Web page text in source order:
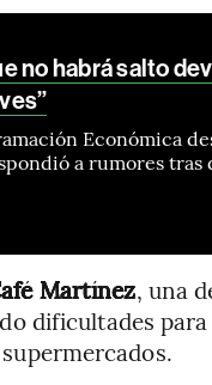
no habrá salto
Económica
a rumores
Martínez, una
dificultades